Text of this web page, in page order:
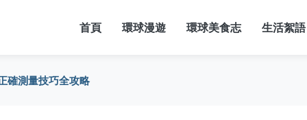
首頁 環球漫遊 環球美食志 生活絮語
確測量技巧全攻略